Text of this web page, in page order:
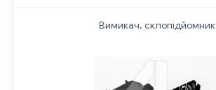
Вимикач, склопідйомник